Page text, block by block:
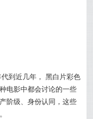
到近几年， 黑白片彩色
电影中都会讨论的一些
阶级、身份认同，这些